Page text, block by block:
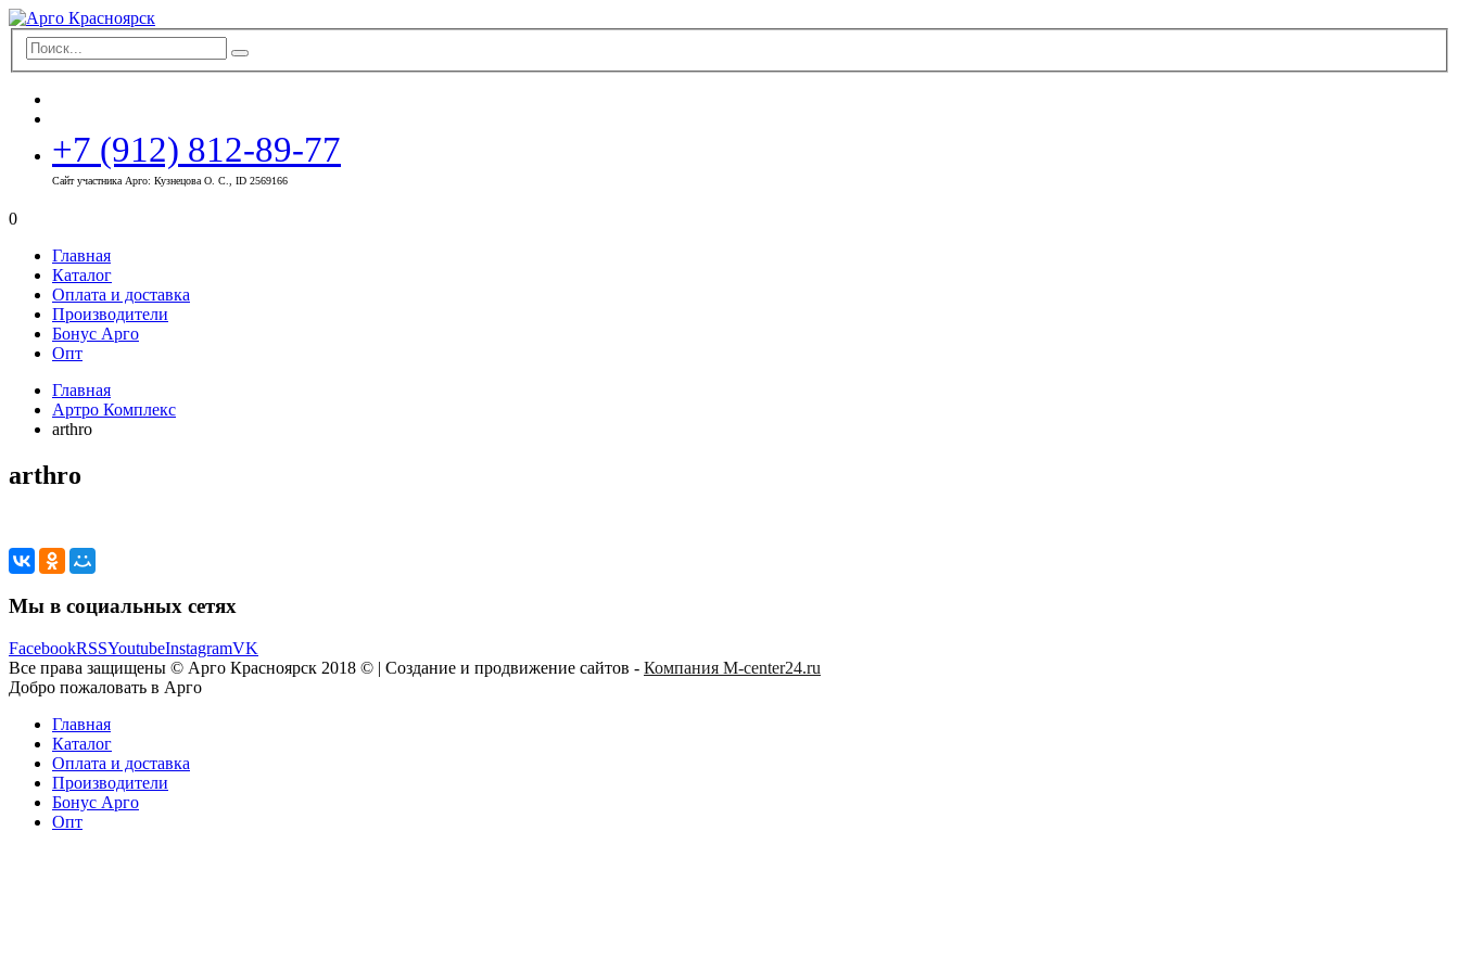
+7 (912) 812-89-77
Сайт участника Арго: Кузнецова О. С., ID 2569166
0
Главная
Каталог
Оплата и доставка
Производители
Бонус Арго
Опт
Главная
Артро Комплекс
arthro
arthro
Мы в социальных сетях
FacebookRSSYoutubeInstagramVK
Все права защищены © Арго Красноярск 2018 © | Создание и продвижение сайтов - Компания M-center24.ru
Добро пожаловать в Арго
Главная
Каталог
Оплата и доставка
Производители
Бонус Арго
Опт